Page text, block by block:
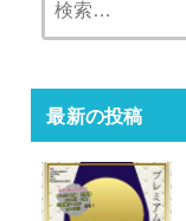
最新の投稿